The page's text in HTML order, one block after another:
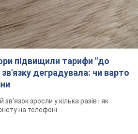
підвищили тарифи "до
деградувала: чи варто
зросли у кілька разів і як
на телефоні